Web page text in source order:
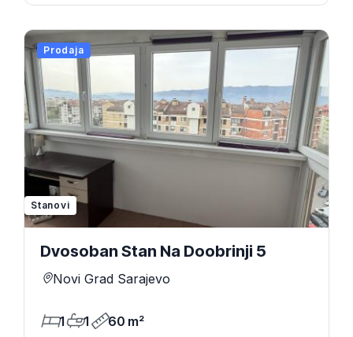
Prodaja
Stanovi
Dvosoban Stan Na Doobrinji 5
Novi Grad Sarajevo
1 1 60 m²